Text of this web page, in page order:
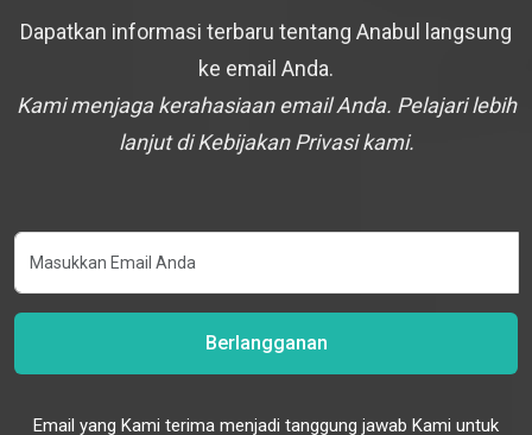
Dapatkan informasi terbaru tentang Anabul langsung
ke email Anda.
Kami menjaga kerahasiaan email Anda. Pelajari lebih
lanjut di Kebijakan Privasi kami.
Berlangganan
Email yang Kami terima menjadi tanggung jawab Kami untuk